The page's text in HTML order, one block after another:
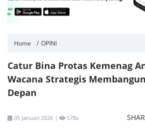
Home OPINI
Catur Bina Protas Kemenag
Wacana Strategis
Depan
05 Januari 2026 | 578x